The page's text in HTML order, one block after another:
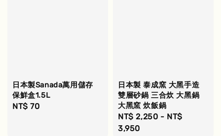
日本製Sanada萬用儲存
保鮮盒1.5L
Regular
NT$ 70
日本製 泰成窯 大黑手造
雙層砂鍋 三合炊 大黑鍋
大黑窯 炊飯鍋
Regular
price
NT$ 2,250 - NT$
3,950